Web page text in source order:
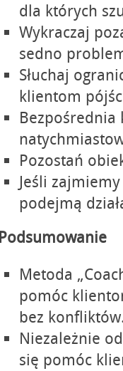
dla których
Wykraczaj
sedno
Słuchaj
klientom
Pozostań
Jeśli
podejmą
Podsumowanie
Metoda
pomóc
bez
Niezależnie
się pomóc